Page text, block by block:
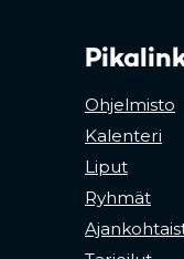
Ohjelmisto
Kalenteri
Liput
Ryhmät